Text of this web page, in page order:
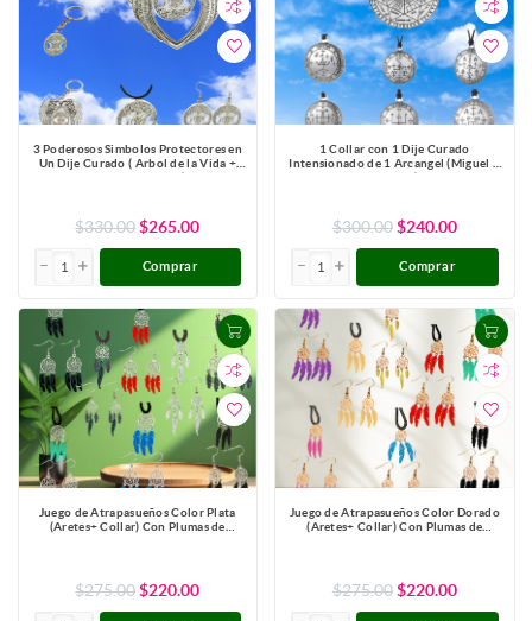
3 Poderosos Simbolos Protectores en
Un Dije Curado ( Arbol de la Vida +
Pentagrama + Triple Luna) Hecate /
$330.00 $265.00
Comprar
1 Collar con 1 Dije Curado
Intensionado de 1 Arcangel (Miguel o
Gabriel o Rafael, Etc.) 30x30mm en
ARCANGELES para Escoger X1-113
$300.00 $240.00
Comprar
Juego de Atrapasueños Color Plata
(Aretes+ Collar) Con Plumas de
$275.00 $220.00
Juego de Atrapasueños Color Dorado
(Aretes+ Collar) Con Plumas de
$275.00 $220.00